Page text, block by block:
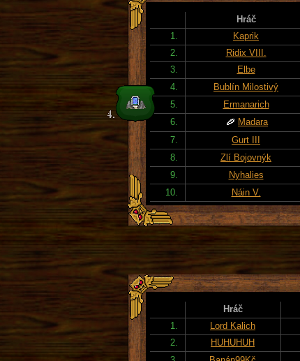
Hráč
1.
Kaprik
2.
Ridix VIII.
3.
Elbe
4.
Bublín Milostivý
5.
Ermanarich
6.
Madara
7.
Gurt III
8.
Zlí Bojovnýk
9.
Nyhalies
10.
Náin V.
Hráč
1.
Lord Kalich
2.
HUHUHUH